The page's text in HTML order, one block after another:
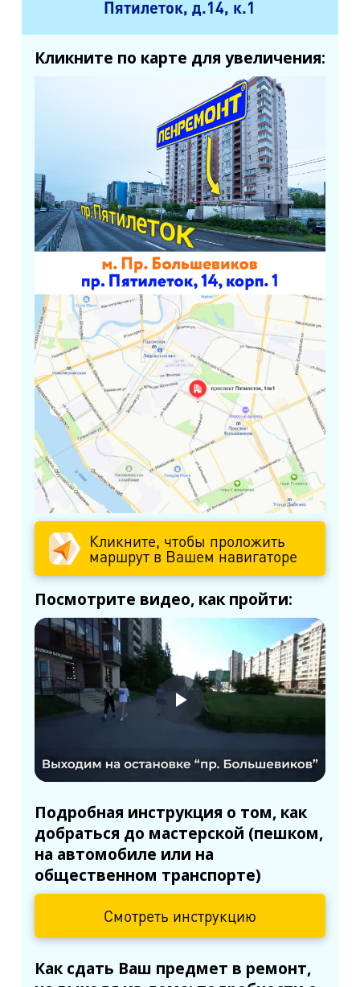
Пятилеток, д.14, к.1
Кликните по карте для увеличения:
Кликните, чтобы проложить
маршрут в Вашем навигаторе
Посмотрите видео, как пройти:
Подробная инструкция о том, как
добраться до мастерской (пешком,
на автомобиле или на
общественном транспорте)
Смотреть инструкцию
Как сдать Ваш предмет в ремонт,